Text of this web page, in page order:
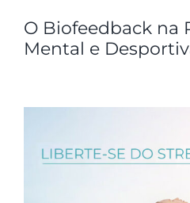
O Biofeedback na
Mental e